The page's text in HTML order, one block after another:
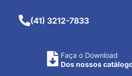
(41) 3212-7833
Faça o Download
Dos nossos